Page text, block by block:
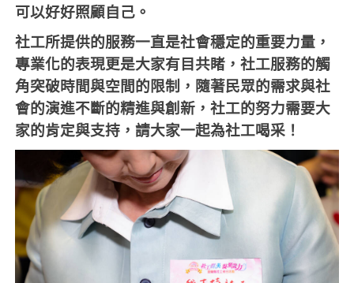
可以好好照顧自己。
社工所提供的服務一直是社會穩定的重要力量，
專業化的表現更是大家有目共睹，社工服務的觸
角突破時間與空間的限制，隨著民眾的需求與社
會的演進不斷的精進與創新，社工的努力需要大
家的肯定與支持，請大家一起為社工喝采！